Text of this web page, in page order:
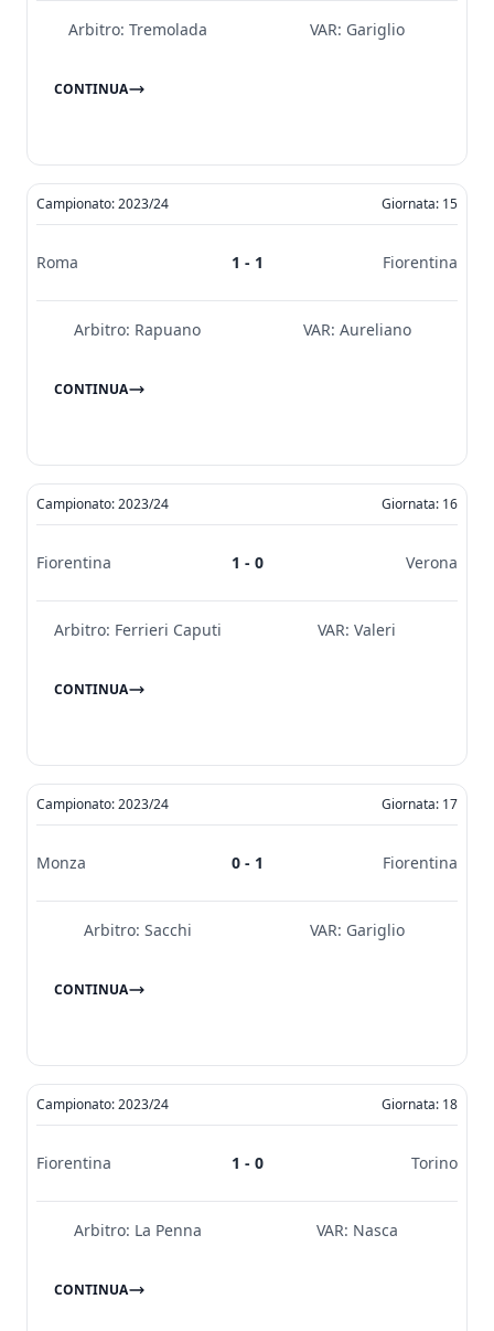
Arbitro: Tremolada VAR: Gariglio
CONTINUA
Campionato: 2023/24 Giornata: 15
Roma 1 - 1 Fiorentina
Arbitro: Rapuano VAR: Aureliano
CONTINUA
Campionato: 2023/24 Giornata: 16
Fiorentina 1 - 0 Verona
Arbitro: Ferrieri Caputi VAR: Valeri
CONTINUA
Campionato: 2023/24 Giornata: 17
Monza 0 - 1 Fiorentina
Arbitro: Sacchi VAR: Gariglio
CONTINUA
Campionato: 2023/24 Giornata: 18
Fiorentina 1 - 0 Torino
Arbitro: La Penna VAR: Nasca
CONTINUA